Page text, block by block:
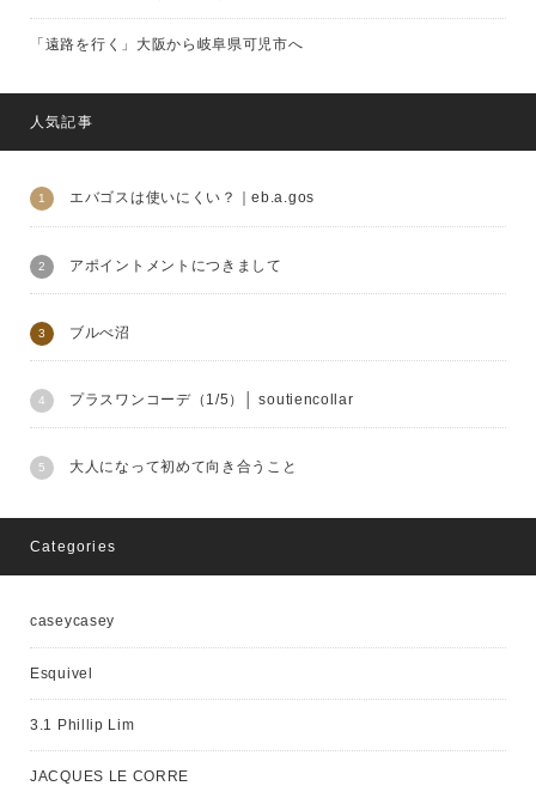
「遠路を行く」大阪から岐阜県可児市へ
人気記事
エバゴスは使いにくい？｜eb.a.gos
アポイントメントにつきまして
ブルべ沼
プラスワンコーデ（1/5）│ soutiencollar
大人になって初めて向き合うこと
Categories
caseycasey
Esquivel
3.1 Phillip Lim
JACQUES LE CORRE